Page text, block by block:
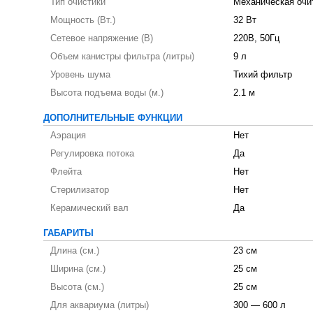
Тип очистики
Механическая
Мощность (Вт.)
32 Вт
Сетевое напряжение (В)
220В, 50Гц
Объем канистры фильтра (литры)
9 л
Уровень шума
Тихий фильтр
Высота подъема воды (м.)
2.1 м
ДОПОЛНИТЕЛЬНЫЕ ФУНКЦИИ
Аэрация
Нет
Регулировка потока
Да
Флейта
Нет
Стерилизатор
Нет
Керамический вал
Да
ГАБАРИТЫ
Длина (см.)
23 см
Ширина (см.)
25 см
Высота (см.)
25 см
Для аквариума (литры)
300 — 600 л